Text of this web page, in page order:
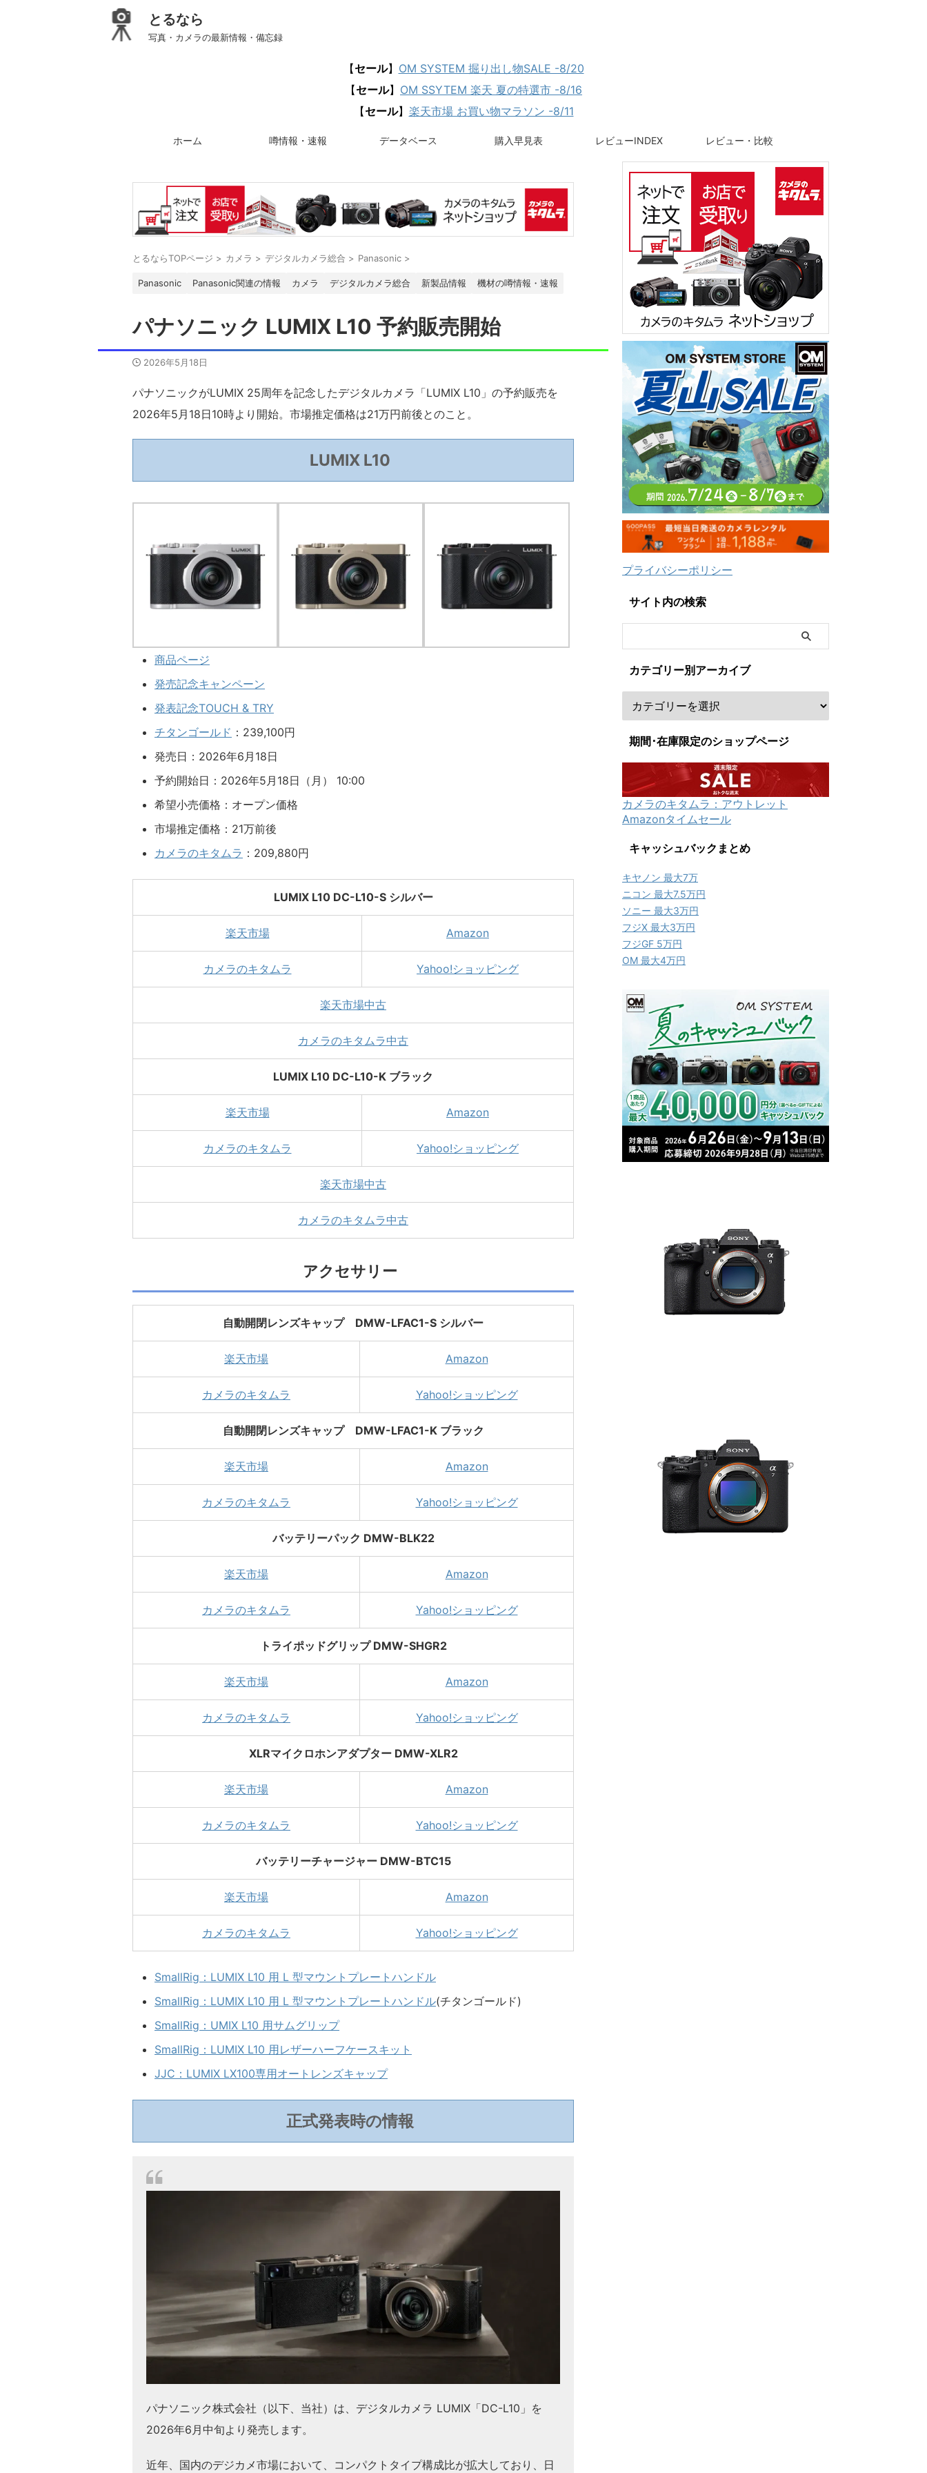
とるなら
写真・カメラの最新情報・備忘録
【セール】 OM SYSTEM 掘り出し物SALE -8/20
【セール】 OM SSYTEM 楽天 夏の特選市 -8/16
【セール】 楽天市場 お買い物マラソン -8/11
ホーム 噂情報・速報 データベース 購入早見表 レビューINDEX レビュー・比較
とるならTOPページ > カメラ > デジタルカメラ総合 > Panasonic >
Panasonic Panasonic関連の情報 カメラ デジタルカメラ総合 新製品情報 機材の噂情報・速報
パナソニック LUMIX L10 予約販売開始
2026年5月18日
パナソニックがLUMIX 25周年を記念したデジタルカメラ「LUMIX L10」の予約販売を
2026年5月18日10時より開始。市場推定価格は21万円前後とのこと。
LUMIX L10
商品ページ
発売記念キャンペーン
発表記念TOUCH & TRY
チタンゴールド ：239,100円
発売日：2026年6月18日
予約開始日：2026年5月18日（月） 10:00
希望小売価格：オープン価格
市場推定価格：21万前後
カメラのキタムラ ：209,880円
LUMIX L10 DC-L10-S シルバー
楽天市場 Amazon
カメラのキタムラ Yahoo!ショッピング
楽天市場中古
カメラのキタムラ中古
LUMIX L10 DC-L10-K ブラック
楽天市場 Amazon
カメラのキタムラ Yahoo!ショッピング
楽天市場中古
カメラのキタムラ中古
アクセサリー
自動開閉レンズキャップ DMW-LFAC1-S シルバー
楽天市場 Amazon
カメラのキタムラ Yahoo!ショッピング
自動開閉レンズキャップ DMW-LFAC1-K ブラック
楽天市場 Amazon
カメラのキタムラ Yahoo!ショッピング
バッテリーパック DMW-BLK22
楽天市場 Amazon
カメラのキタムラ Yahoo!ショッピング
トライポッドグリップ DMW-SHGR2
楽天市場 Amazon
カメラのキタムラ Yahoo!ショッピング
XLRマイクロホンアダプター DMW-XLR2
楽天市場 Amazon
カメラのキタムラ Yahoo!ショッピング
バッテリーチャージャー DMW-BTC15
楽天市場 Amazon
カメラのキタムラ Yahoo!ショッピング
SmallRig：LUMIX L10 用 L 型マウントプレートハンドル
SmallRig：LUMIX L10 用 L 型マウントプレートハンドル(チタンゴールド)
SmallRig：UMIX L10 用サムグリップ
SmallRig：LUMIX L10 用レザーハーフケースキット
JJC：LUMIX LX100専用オートレンズキャップ
正式発表時の情報
パナソニック株式会社（以下、当社）は、デジタルカメラ LUMIX「DC-L10」を
2026年6月中旬より発売します。
近年、国内のデジカメ市場において、コンパクトタイプ構成比が拡大しており、日
プライバシーポリシー
サイト内の検索
カテゴリー別アーカイブ
期間･在庫限定のショップページ
カメラのキタムラ：アウトレット
Amazonタイムセール
キャッシュバックまとめ
キヤノン 最大7万
ニコン 最大7.5万円
ソニー 最大3万円
フジX 最大3万円
フジGF 5万円
OM 最大4万円